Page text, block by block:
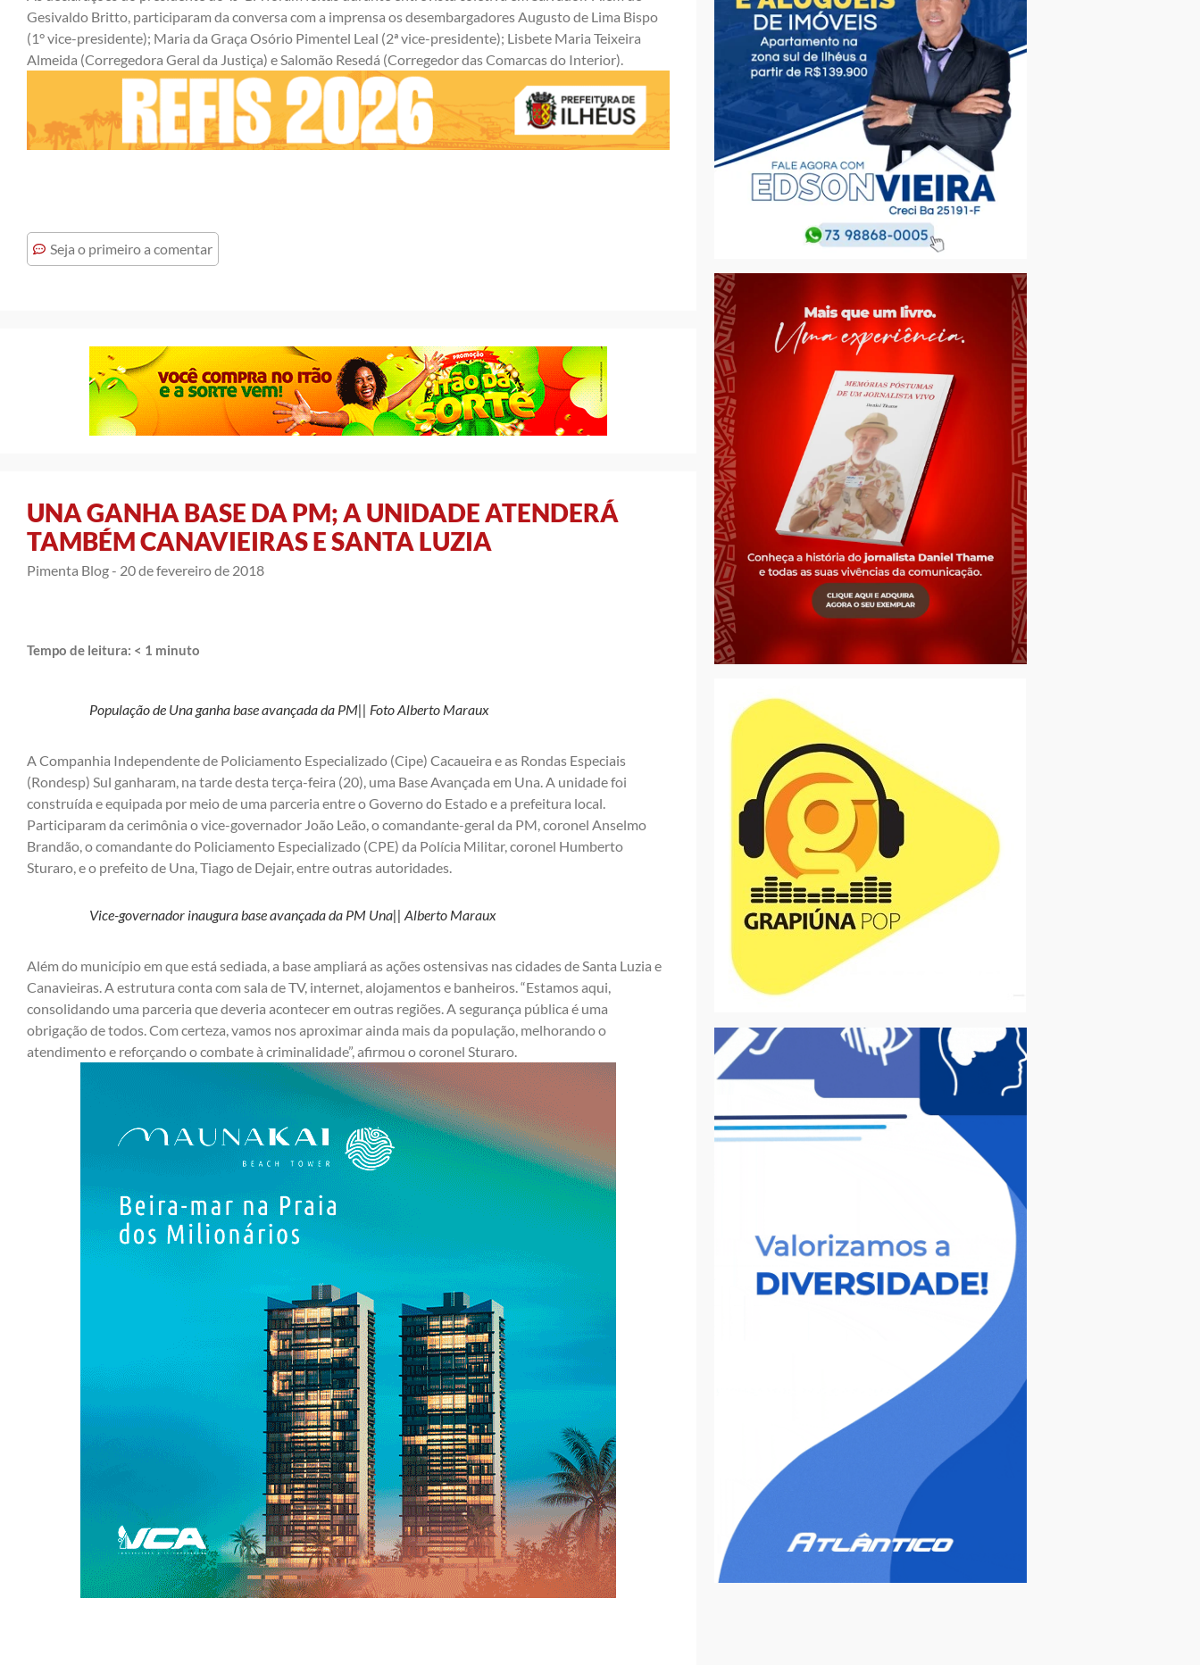
Gesivaldo Britto, participaram da conversa com a imprensa os desembargadores Augusto de Lima Bispo
(1° vice-presidente); Maria da Graça Osório Pimentel Leal (2ª vice-presidente); Lisbete Maria Teixeira
Almeida (Corregedora Geral da Justiça) e Salomão Resedá (Corregedor das Comarcas do Interior).
Seja o primeiro a comentar
UNA GANHA BASE DA PM; A UNIDADE ATENDERÁ
TAMBÉM CANAVIEIRAS E SANTA LUZIA
Pimenta Blog - 20 de fevereiro de 2018
Tempo de leitura: < 1 minuto
População de Una ganha base avançada da PM|| Foto Alberto Maraux
A Companhia Independente de Policiamento Especializado (Cipe) Cacaueira e as Rondas Especiais
(Rondesp) Sul ganharam, na tarde desta terça-feira (20), uma Base Avançada em Una. A unidade foi
construída e equipada por meio de uma parceria entre o Governo do Estado e a prefeitura local.
Participaram da cerimônia o vice-governador João Leão, o comandante-geral da PM, coronel Anselmo
Brandão, o comandante do Policiamento Especializado (CPE) da Polícia Militar, coronel Humberto
Sturaro, e o prefeito de Una, Tiago de Dejair, entre outras autoridades.
Vice-governador inaugura base avançada da PM Una|| Alberto Maraux
Além do município em que está sediada, a base ampliará as ações ostensivas nas cidades de Santa Luzia e
Canavieiras. A estrutura conta com sala de TV, internet, alojamentos e banheiros. “Estamos aqui,
consolidando uma parceria que deveria acontecer em outras regiões. A segurança pública é uma
obrigação de todos. Com certeza, vamos nos aproximar ainda mais da população, melhorando o
atendimento e reforçando o combate à criminalidade”, afirmou o coronel Sturaro.